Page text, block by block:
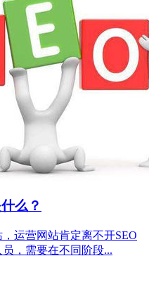
么？
运营网站肯定离不开SEO
，需要在不同阶段...